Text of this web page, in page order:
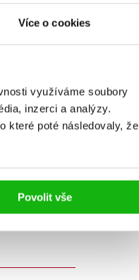
Více o cookies
využíváme soubory
inzerci a analýzy.
které poté následovaly, že
Povolit vše